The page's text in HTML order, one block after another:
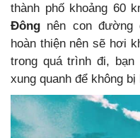
thành phố khoảng 60
Đông nên con đường
hoàn thiện nên sẽ hơi
trong quá trình đi,
xung quanh để không bị